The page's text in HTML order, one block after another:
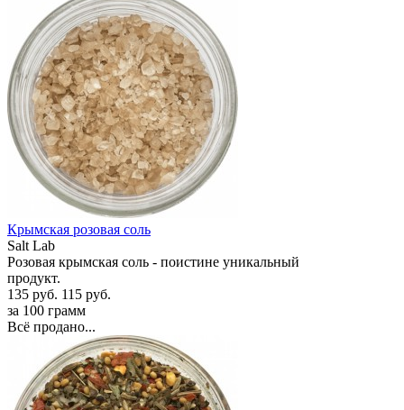
Крымская розовая соль
Salt Lab
Розовая крымская соль - поистине уникальный
продукт.
135 руб. 115 руб.
за 100 грамм
Всё продано...